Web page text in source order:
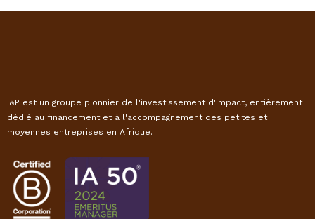
I&P est un groupe pionnier de l'investissement d'impact, entièrement
dédié au financement et à l'accompagnement des petites et
moyennes entreprises en Afrique.